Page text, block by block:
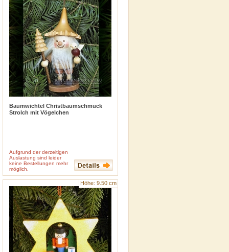
Baumwichtel Christbaumschmuck
Strolch mit Vögelchen
Aufgrund der derzeitigen
Auslastung sind leider
keine Bestellungen mehr
möglich.
inkl. 19 % MwSt
zzgl.Versandkosten
Höhe: 9.50 cm